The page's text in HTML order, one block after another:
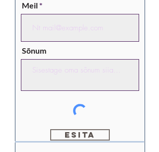
Meil
Sõnum
Esita